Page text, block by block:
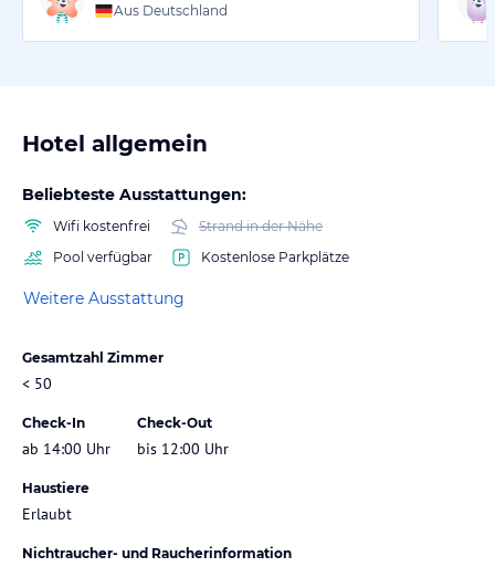
Aus Deutschland
Hotel allgemein
Beliebteste Ausstattungen:
Wifi kostenfrei
Strand in der Nähe
Pool verfügbar
Kostenlose Parkplätze
Weitere Ausstattung
Gesamtzahl Zimmer
< 50
Check-In
ab 14:00 Uhr
Check-Out
bis 12:00 Uhr
Haustiere
Erlaubt
Nichtraucher- und Raucherinformation